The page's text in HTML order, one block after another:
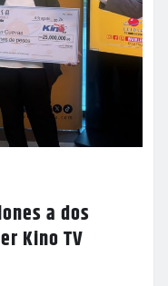
a dos
Kino TV